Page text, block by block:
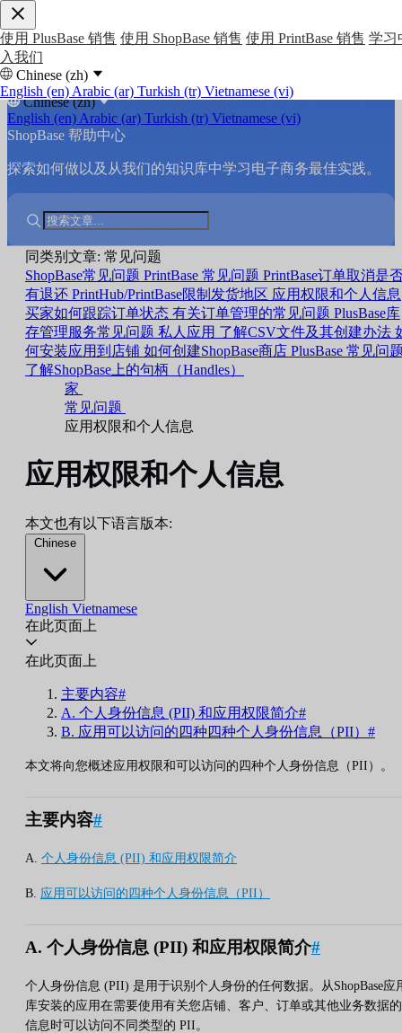
使用 PlusBase 销售 使用 ShopBase 销售 使用 PrintBase 销售 学习
入我们
Chinese (zh)
English (en) Arabic (ar) Turkish (tr) Vietnamese (vi)
Chinese (zh)
English (en) Arabic (ar) Turkish (tr) Vietnamese (vi)
ShopBase 帮助中心
探索如何做以及从我们的知识库中学习电子商务最佳实践。
同类别文章: 常见问题
ShopBase常见问题 PrintBase 常见问题 PrintBase订单取消是
有退还 PrintHub/PrintBase限制发货地区 应用权限和个人信息
买家如何跟踪订单状态 有关订单管理的常见问题 PlusBase库
存管理服务常见问题 私人应用 了解CSV文件及其创建办法
何安装应用到店铺 如何创建ShopBase商店 PlusBase 常见问
了解ShopBase上的句柄（Handles）
家
常见问题
应用权限和个人信息
应用权限和个人信息
本文也有以下语言版本:
Chinese
English Vietnamese
在此页面上
在此页面上
主要内容#
A. 个人身份信息 (PII) 和应用权限简介#
B. 应用可以访问的四种四种个人身份信息（PII）#
本文将向您概述应用权限和可以访问的四种个人身份信息（PII）。
主要内容#
A. 个人身份信息 (PII) 和应用权限简介
B. 应用可以访问的四种个人身份信息（PII）
A. 个人身份信息 (PII) 和应用权限简介#
个人身份信息 (PII) 是用于识别个人身份的任何数据。从ShopBase应
库安装的应用在需要使用有关您店铺、客户、订单或其他业务数据的
信息时可以访问不同类型的 PII。